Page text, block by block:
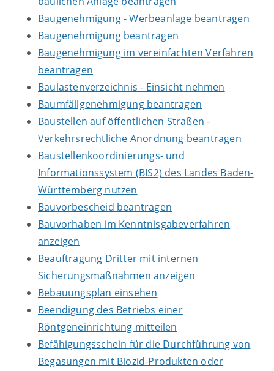
Baugenehmigung - Werbeanlage beantragen
Baugenehmigung beantragen
Baugenehmigung im vereinfachten Verfahren
beantragen
Baulastenverzeichnis - Einsicht nehmen
Baumfällgenehmigung beantragen
Baustellen auf öffentlichen Straßen -
Verkehrsrechtliche Anordnung beantragen
Baustellenkoordinierungs- und
Informationssystem (BIS2) des Landes Baden-
Württemberg nutzen
Bauvorbescheid beantragen
Bauvorhaben im Kenntnisgabeverfahren
anzeigen
Beauftragung Dritter mit internen
Sicherungsmaßnahmen anzeigen
Bebauungsplan einsehen
Beendigung des Betriebs einer
Röntgeneinrichtung mitteilen
Befähigungsschein für die Durchführung von
Begasungen mit Biozid-Produkten oder